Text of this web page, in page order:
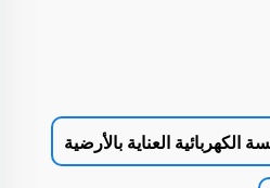
الكهربائية العناية بالأرضية